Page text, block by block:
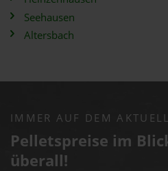
Seehausen
Altersbach
IMMER AUF DEM
Pelletspreise im
überall!